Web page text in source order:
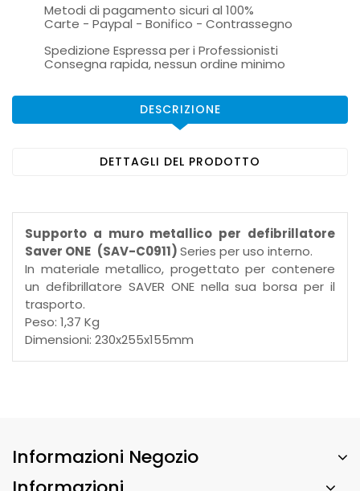
Metodi di pagamento sicuri al 100%
Carte - Paypal - Bonifico - Contrassegno
Spedizione Espressa per i Professionisti
Consegna rapida, nessun ordine minimo
DESCRIZIONE
DETTAGLI DEL PRODOTTO
Supporto a muro metallico per defibrillatore
Saver ONE (SAV-C0911)Series per uso interno.
In materiale metallico, progettato per contenere
un defibrillatore SAVER ONE nella sua borsa per il
trasporto.
Peso: 1,37 Kg
Dimensioni: 230x255x155mm
Informazioni Negozio